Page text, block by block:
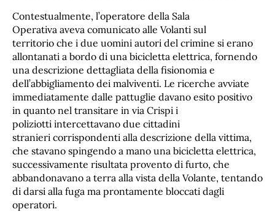
Contestualmente, l’operatore della Sala
Operativa aveva comunicato alle Volanti sul
territorio che i due uomini autori del crimine si erano
allontanati a bordo di una bicicletta elettrica, fornendo
una descrizione dettagliata della fisionomia e
dell’abbigliamento dei malviventi. Le ricerche avviate
immediatamente dalle pattuglie davano esito positivo
in quanto nel transitare in via Crispi i
poliziotti intercettavano due cittadini
stranieri corrispondenti alla descrizione della vittima,
che stavano spingendo a mano una bicicletta elettrica,
successivamente risultata provento di furto, che
abbandonavano a terra alla vista della Volante, tentando
di darsi alla fuga ma prontamente bloccati dagli
operatori.